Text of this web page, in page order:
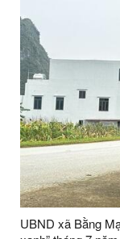
UBND xã Bằng